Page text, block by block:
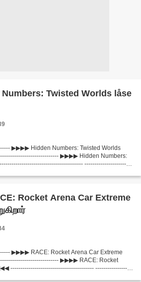
Twisted Worlds låse
▶▶▶▶ Hidden Numbers: Twisted Worlds
▶▶▶▶ Hidden Numbers:
------------------------
Rocket Arena Car Extreme
▶▶▶▶ RACE: Rocket Arena Car Extreme
▶▶▶▶ RACE: Rocket
------------------------------------------ -------------------